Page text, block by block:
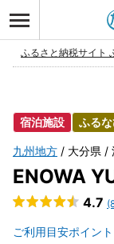
ふるさと納税サイト
宿泊施設 ふる
九州地方 大分県
ENOWA
4.7
ご利用目安ポイント